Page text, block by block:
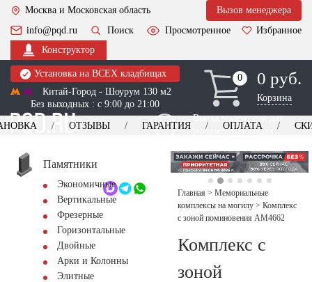
Москва и Московская область
Вызов менеджера
info@pqd.ru
Поиск Просмотренное
Избранное
Конструктор
Установка на ВСЕХ кладбищах
Китай-Город - Шоурум 130 м2
Без выходных : с 9:00 до 21:00
0
0 0 руб.
Корзина
Выезд менеджера для
оформления заказа
+7 (495) 518-44-23
Обратный звонок
ОТЗЫВЫ ГАРАНТИЯ ОПЛАТА
Памятники
Экономичные
Вертикальные
Фрезерные
Горизонтальные
Двойные
Арки и Колонны
Элитные
Главная > Мемориальные
комплексы на могилу > Комплекс
с зоной поминовения AM4662
Комплекс с
зоной